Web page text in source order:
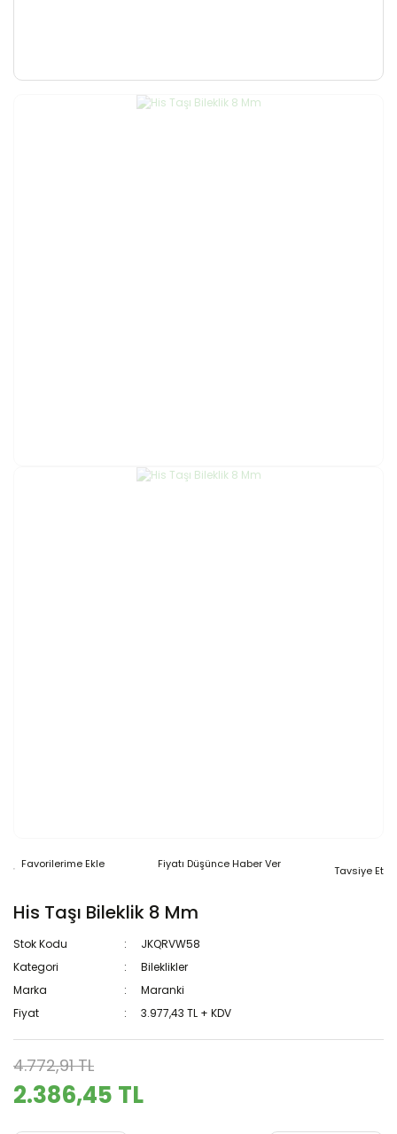
Fiyatı Düşünce Haber Ver Tavsiye Et
His Taşı Bileklik 8 Mm
Stok Kodu
JKQRVW58
Kategori
Bileklikler
Marka
Maranki
Fiyat
3.977,43 TL + KDV
4.772,91 TL
2.386,45 TL